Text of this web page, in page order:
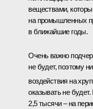
веществами,
на промышленных
в ближайшие годы.
Очень важно
не будет, поэтому
воздействия на
оказывать не
2,5 тысячи – на